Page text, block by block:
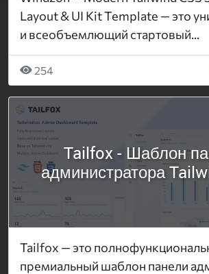
Layout & UI Kit Template — это
и всеобъемлющий стартовый...
254
Tailfox - Шаблон
администратора
Tailfox — это
премиальный шаблон панели